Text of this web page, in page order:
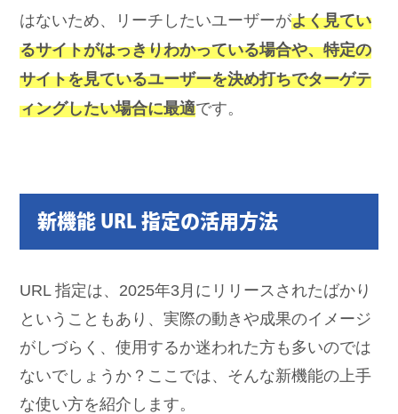
はないため、リーチしたいユーザーがよく見てい
るサイトがはっきりわかっている場合や、特定の
サイトを見ているユーザーを決め打ちでターゲテ
ィングしたい場合に最適です。
新機能 URL 指定の活用方法
URL 指定は、2025年3月にリリースされたばかり
ということもあり、実際の動きや成果のイメージ
がしづらく、使用するか迷われた方も多いのでは
ないでしょうか？ここでは、そんな新機能の上手
な使い方を紹介します。